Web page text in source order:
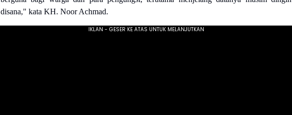
disana," kata KH. Noor Achmad.